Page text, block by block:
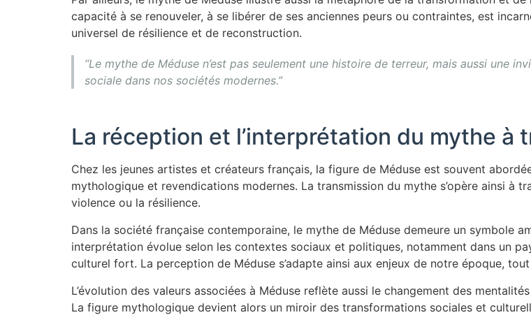
capacité à se renouveler, à se libérer de ses anciennes peurs ou contraintes, est
universel de résilience et de reconstruction.
“Le mythe de Méduse n’est pas seulement une histoire de terreur, mais aussi une
sociale dans nos sociétés modernes.”
La réception et l’interprétation du mythe à
Chez les jeunes artistes et créateurs français, la figure de Méduse est souvent
mythologique et revendications modernes. La transmission du mythe s’opère ainsi à
violence ou la résilience.
Dans la société française contemporaine, le mythe de Méduse demeure un symbole
interprétation évolue selon les contextes sociaux et politiques, notamment dans un
culturel fort. La perception de Méduse s’adapte ainsi aux enjeux de notre époque,
L’évolution des valeurs associées à Méduse reflète aussi le changement des
La figure mythologique devient alors un miroir des transformations sociales et